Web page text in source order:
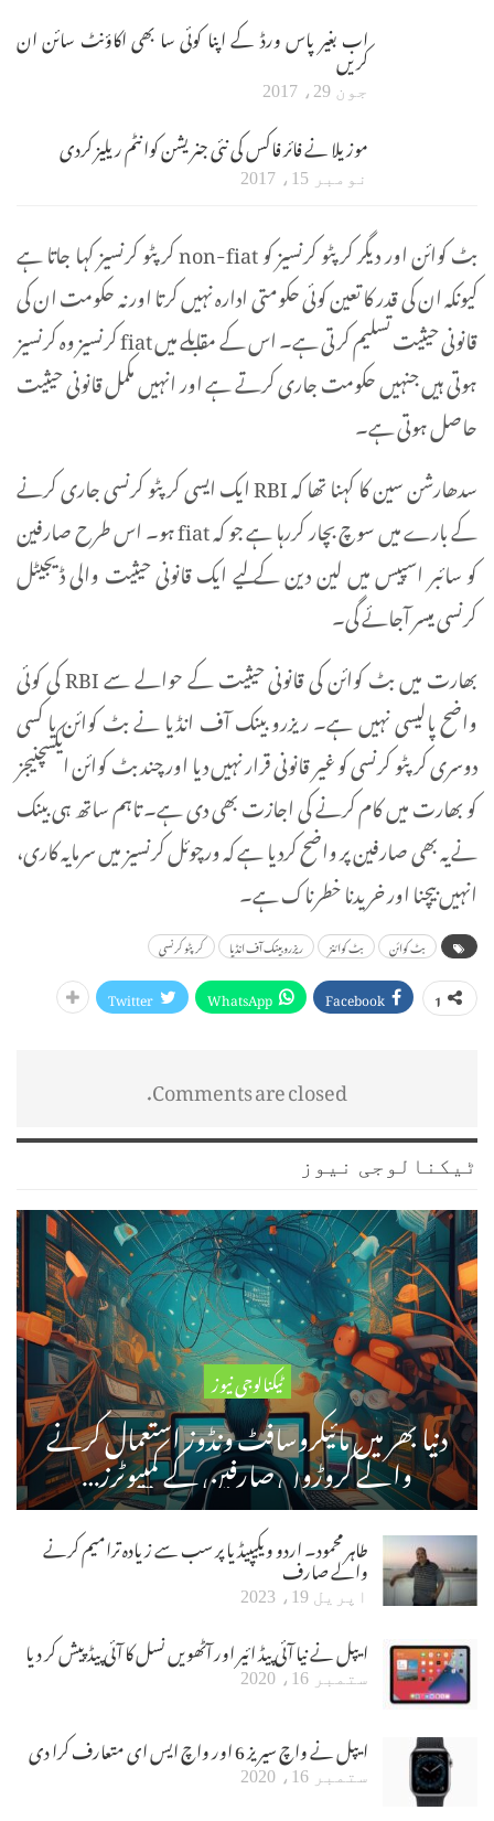
اب بغیر پاس ورڈ کے اپنا کوئی سا بھی اکاؤنٹ سائن ان
کریں
جون 29، 2017
موزیلا نے فائر فاکس کی نئی جنریشن کوانٹم ریلیز کردی
نومبر 15، 2017
بٹ کوائن اور دیگر کرپٹو کرنسیز کو non-fiat کرپٹو کرنسیز کہا جاتا ہے
کیونکہ ان کی قدر کا تعین کوئی حکومتی ادارہ نہیں کرتا اور نہ حکومت ان کی
قانونی حیثیت تسلیم کرتی ہے۔ اس کے مقابلے میں fiat کرنسیز وہ کرنسیز
ہوتی ہیں جنہیں حکومت جاری کرتے ہے اور انہیں مکمل قانونی حیثیت
حاصل ہوتی ہے۔
سدھارشن سین کا کہنا تھا کہ RBI ایک ایسی کرپٹو کرنسی جاری کرنے
کے بارے میں سوچ بچار کررہا ہے جو کہ fiat ہو۔ اس طرح صارفین
کو سائبر اسپیس میں لین دین کے لیے ایک قانونی حیثیت والی ڈیجیٹل
کرنسی میسر آجائے گی۔
بھارت میں بٹ کوائن کی قانونی حیثیت کے حوالے سے RBI کی کوئی
واضح پالیسی نہیں ہے۔ ریزرو بینک آف انڈیا نے بٹ کوائن یا کسی
دوسری کرپٹو کرنسی کو غیر قانونی قرار نہیں دیا اور چند بٹ کوائن ایکسچنیجز
کو بھارت میں کام کرنے کی اجازت بھی دی ہے۔ تاہم ساتھ ہی بینک
نے یہ بھی صارفین پر واضح کردیا ہے کہ ورچوئل کرنسیز میں سرمایہ کاری،
انہیں بیچنا اور خریدنا خطرناک ہے۔
بٹ کوائن بٹ کوائنز ریزرو بینک آف انڈیا کرپٹو کرنسی
1
Facebook
WhatsApp
Twitter
Comments are closed.
ٹیکنالوجی نیوز
ٹیکنالوجی نیوز
دنیا بھر میں مائیکروسافٹ ونڈوز استعمال کرنے
والے کروڑوں صارفین کے کمپیوٹرز…
طاہر محمود۔ اردو ویکیپیڈیا پر سب سے زیادہ ترامیم کرنے
والے صارف
اپریل 19، 2023
ایپل نے نیا آئی پیڈ ائیر اور آٹھویں نسل کا آئی پیڈ پیش کر دیا
ستمبر 16، 2020
ایپل نے واچ سیریز 6 اور واچ ایس ای متعارف کرا دی
ستمبر 16، 2020